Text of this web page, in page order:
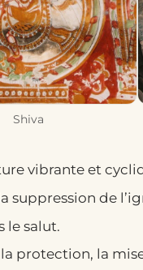
Shiva
vibrante et
suppression de
le salut.
protection, la